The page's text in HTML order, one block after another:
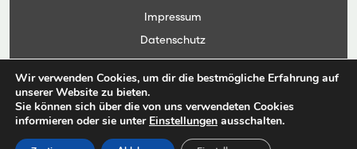
Impressum
Datenschutz
Kontakt
Anwendungsportal
© Copyright Landesbetrieb Landwirtschaft Hessen 2026
Wir verwenden Cookies, um dir die bestmögliche Erfahrung auf
unserer Website zu bieten.
Sie können sich über die von uns verwendeten Cookies
informieren oder sie unter Einstellungen ausschalten.